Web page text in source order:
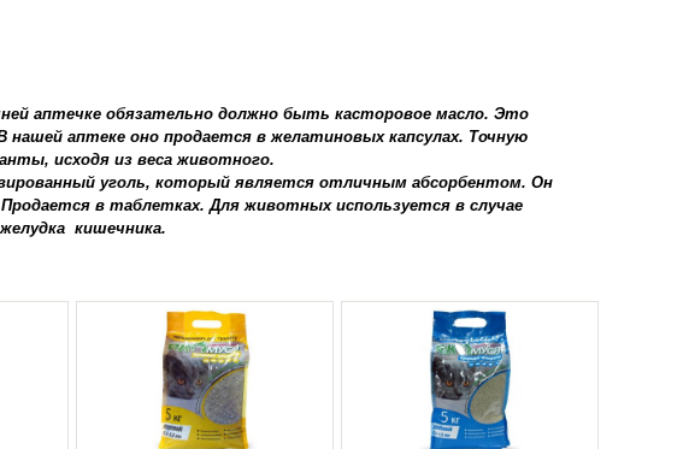
аптечке обязательно должно быть касторовое масло. Это
аптеке оно продается в желатиновых капсулах. Точную
исходя из веса животного.
уголь, который является отличным абсорбентом. Он
в таблетках. Для животных используется в случае
кишечника.